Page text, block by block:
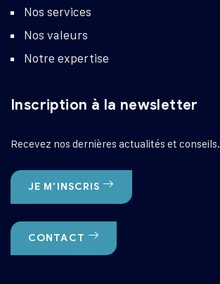
Nos services
Nos valeurs
Notre expertise
Inscription à la newsletter
Recevez nos dernières actualités et conseils.
JE M'INSCRIS
CONTACT